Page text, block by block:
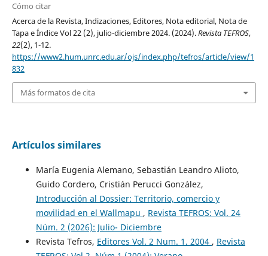
Cómo citar
Acerca de la Revista, Indizaciones, Editores, Nota editorial, Nota de
Tapa e Índice Vol 22 (2), julio-diciembre 2024. (2024).Revista TEFROS,
22(2), 1-12.
https://www2.hum.unrc.edu.ar/ojs/index.php/tefros/article/view/1
832
Más formatos de cita
Artículos similares
María Eugenia Alemano, Sebastián Leandro Alioto,
Guido Cordero, Cristián Perucci González,
Introducción al Dossier: Territorio, comercio y
movilidad en el Wallmapu , Revista TEFROS: Vol. 24
Núm. 2 (2026): Julio- Diciembre
Revista Tefros, Editores Vol. 2 Num. 1. 2004 , Revista